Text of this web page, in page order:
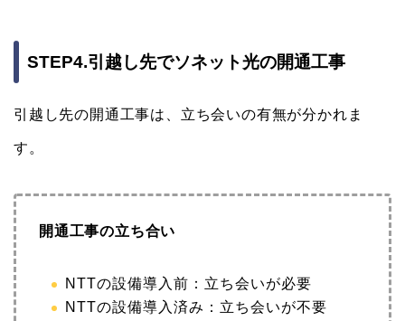
STEP4.引越し先でソネット光の開通工事
引越し先の開通工事は、立ち会いの有無が分かれま
す。
開通工事の立ち合い
NTTの設備導入前：立ち会いが必要
NTTの設備導入済み：立ち会いが不要